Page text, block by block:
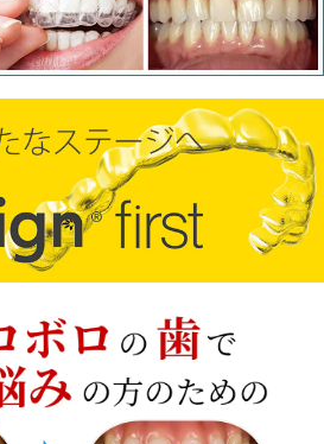
カテゴリ：インプラント スタッフの日常 スタ
ッフブログ 歯科コラム 虫歯・歯周病ケア
✽.｡.:*・ﾟ こんにちは、浦和もちまる
歯科・矯正歯科クリニックです✿ 親知ら
ずは20代前後に生えてくることが多く、
歯[…]
続きを読む
2025年6月17日